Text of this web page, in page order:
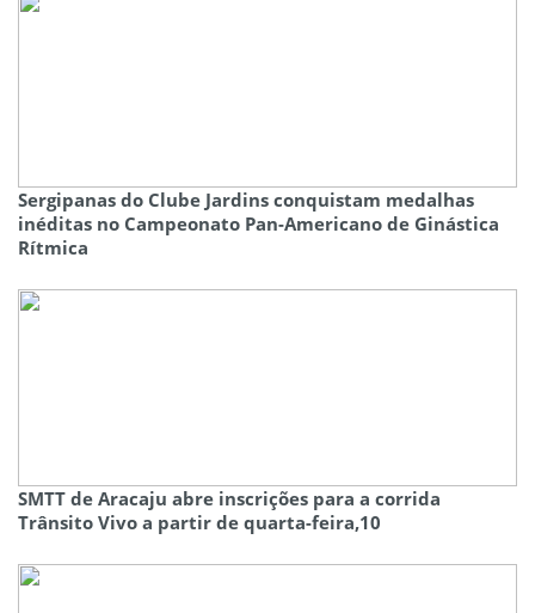
Sergipanas do Clube Jardins conquistam medalhas
inéditas no Campeonato Pan-Americano de Ginástica
Rítmica
SMTT de Aracaju abre inscrições para a corrida
Trânsito Vivo a partir de quarta-feira,10